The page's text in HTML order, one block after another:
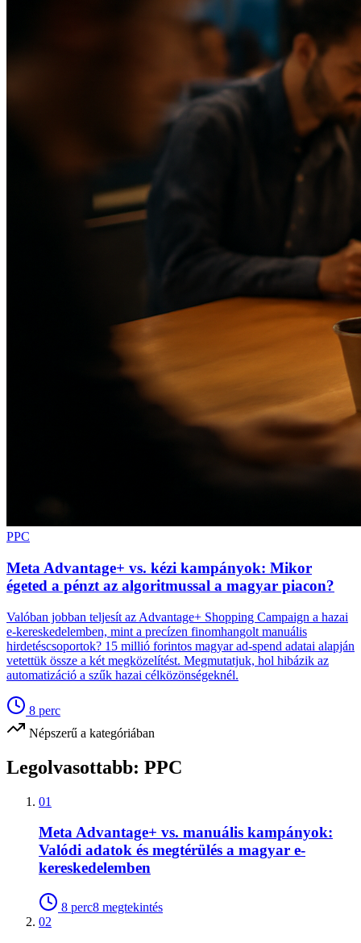
PPC
Meta Advantage+ vs. kézi kampányok: Mikor
égeted a pénzt az algoritmussal a magyar piacon?
Valóban jobban teljesít az Advantage+ Shopping Campaign a hazai
e-kereskedelemben, mint a precízen finomhangolt manuális
hirdetéscsoportok? 15 millió forintos magyar ad-spend adatai alapján
vetettük össze a két megközelítést. Megmutatjuk, hol hibázik az
automatizáció a szűk hazai célközönségeknél.
8 perc
Népszerű a kategóriában
Legolvasottabb: PPC
01
Meta Advantage+ vs. manuális kampányok:
Valódi adatok és megtérülés a magyar e-
kereskedelemben
8 perc8 megtekintés
02